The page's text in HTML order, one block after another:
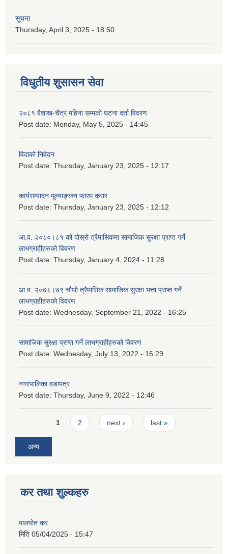
सूचना
Thursday, April 3, 2025 - 18:50
विधुतीय शुसासन सेवा
२०८१ बैशाख-चैत्र महिना सम्मको घटना दर्ता विवरण
Post date: Monday, May 5, 2025 - 14:45
विदाको निवेदन
Post date: Thursday, January 23, 2025 - 12:17
कार्यसम्पादन मूल्याङ्कन फारम करार
Post date: Thursday, January 23, 2025 - 12:12
आ.व. २०८०।८१ को दोस्रो त्रैमासिकमा सामाजिक सुरक्षा प्राप्त गर्ने
लाभग्राहीहरुको विवरण
Post date: Thursday, January 4, 2024 - 11:28
आ.व. २०७८।७९ चौथो त्रैमासिक सामाजिक सुरक्षा भत्ता प्राप्त गर्ने
लाभग्राहीहरुको विवरण
Post date: Wednesday, September 21, 2022 - 16:25
सामाजिक सुरक्षा प्राप्त गर्ने लाभग्राहीहरुको विवरण
Post date: Wednesday, July 13, 2022 - 16:29
नगरपालिका वडापत्र
Post date: Thursday, June 9, 2022 - 12:46
Pages1 2 next › last »
अन्य
कर तथा शुल्कहरु
मालपोत कर
मिति 05/04/2025 - 15:47